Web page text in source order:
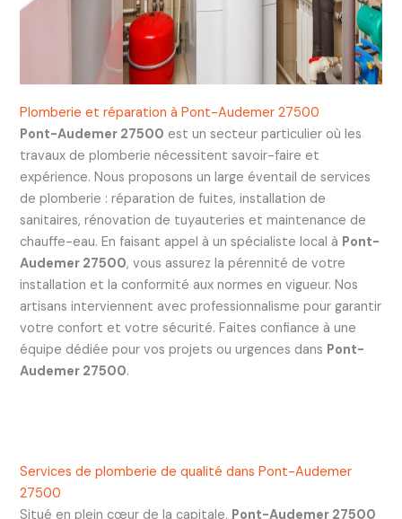
Plomberie et réparation à Pont-Audemer 27500
Pont-Audemer 27500 est un secteur particulier où les
travaux de plomberie nécessitent savoir-faire et
expérience. Nous proposons un large éventail de services
de plomberie : réparation de fuites, installation de
sanitaires, rénovation de tuyauteries et maintenance de
chauffe-eau. En faisant appel à un spécialiste local à Pont-
Audemer 27500, vous assurez la pérennité de votre
installation et la conformité aux normes en vigueur. Nos
artisans interviennent avec professionnalisme pour garantir
votre confort et votre sécurité. Faites confiance à une
équipe dédiée pour vos projets ou urgences dans Pont-
Audemer 27500.
Services de plomberie de qualité dans Pont-Audemer
27500
Situé en plein cœur de la capitale, Pont-Audemer 27500